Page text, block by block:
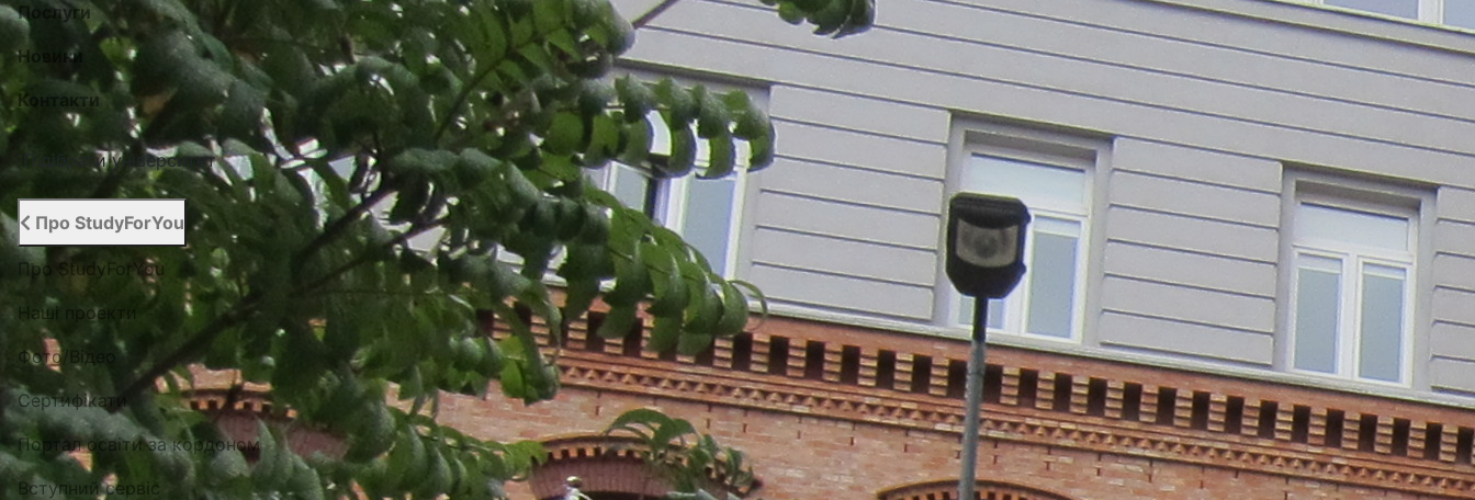
Послуги
Новини
Контакти
Підібрати університет
Про StudyForYou
Про StudyForYou
Наші проекти
Фото/Відео
Сертифікати
Портал освіти за кордоном
Вступний сервіс